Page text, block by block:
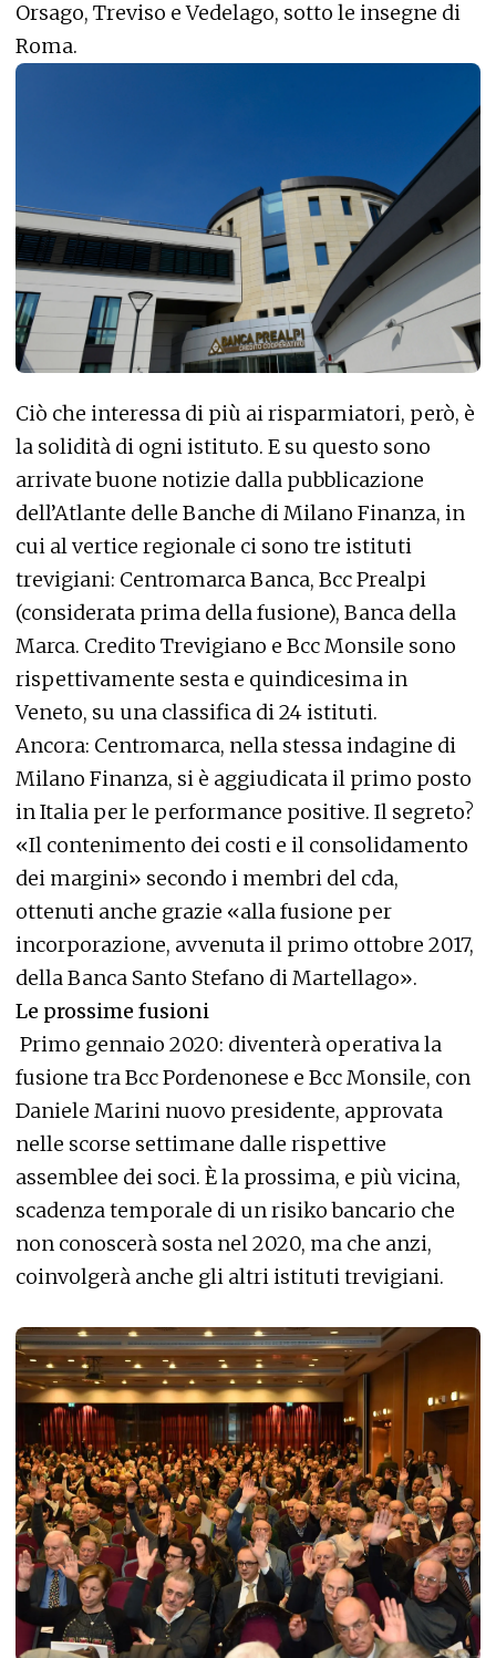
Orsago, Treviso e Vedelago, sotto le insegne di
Roma.
Ciò che interessa di più ai risparmiatori, però, è
la solidità di ogni istituto. E su questo sono
arrivate buone notizie dalla pubblicazione
dell’Atlante delle Banche di Milano Finanza, in
cui al vertice regionale ci sono tre istituti
trevigiani: Centromarca Banca, Bcc Prealpi
(considerata prima della fusione), Banca della
Marca. Credito Trevigiano e Bcc Monsile sono
rispettivamente sesta e quindicesima in
Veneto, su una classifica di 24 istituti.
Ancora: Centromarca, nella stessa indagine di
Milano Finanza, si è aggiudicata il primo posto
in Italia per le performance positive. Il segreto?
«Il contenimento dei costi e il consolidamento
dei margini» secondo i membri del cda,
ottenuti anche grazie «alla fusione per
incorporazione, avvenuta il primo ottobre 2017,
della Banca Santo Stefano di Martellago».
Le prossime fusioni
Primo gennaio 2020: diventerà operativa la
fusione tra Bcc Pordenonese e Bcc Monsile, con
Daniele Marini nuovo presidente, approvata
nelle scorse settimane dalle rispettive
assemblee dei soci. È la prossima, e più vicina,
scadenza temporale di un risiko bancario che
non conoscerà sosta nel 2020, ma che anzi,
coinvolgerà anche gli altri istituti trevigiani.